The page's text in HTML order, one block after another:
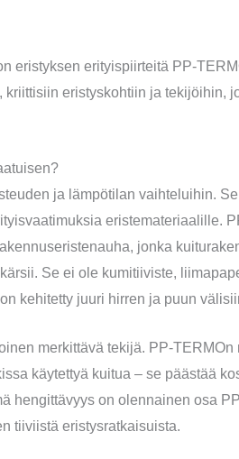
eristyksen erityispiirteitä PP-
eristyskohtiin ja tekijöihin,
ja lämpötilan vaihteluihin.
eristemateriaalille.
jonka
Se ei ole kumitiiviste,
kehitetty juuri hirren ja puun
merkittävä tekijä. PP-TERMOn
käytettyä kuitua – se päästää
hengittävyys on olennainen osa
tiiviistä eristysratkaisuista.